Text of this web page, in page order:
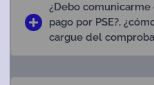
¿Debo
pago por PSE?,
cargue del